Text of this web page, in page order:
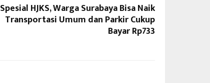
Spesial HJKS, Warga Surabaya Bisa Naik
Transportasi Umum dan Parkir Cukup
Bayar Rp733